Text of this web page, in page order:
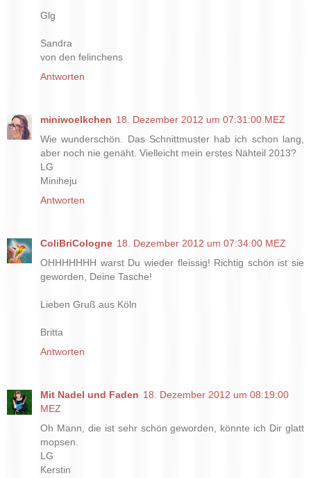
Glg
Sandra
von den felinchens
Antworten
miniwoelkchen 18. Dezember 2012 um 07:31:00 MEZ
Wie wunderschön. Das Schnittmuster hab ich schon lang,
aber noch nie genäht. Vielleicht mein erstes Nähteil 2013?
LG
Miniheju
Antworten
ColiBriCologne 18. Dezember 2012 um 07:34:00 MEZ
OHHHHHHH warst Du wieder fleissig! Richtig schön ist sie
geworden, Deine Tasche!
Lieben Gruß aus Köln
Britta
Antworten
Mit Nadel und Faden 18. Dezember 2012 um 08:19:00
MEZ
Oh Mann, die ist sehr schön geworden, könnte ich Dir glatt
mopsen.
LG
Kerstin